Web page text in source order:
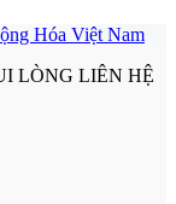
LÒNG LIÊN HỆ